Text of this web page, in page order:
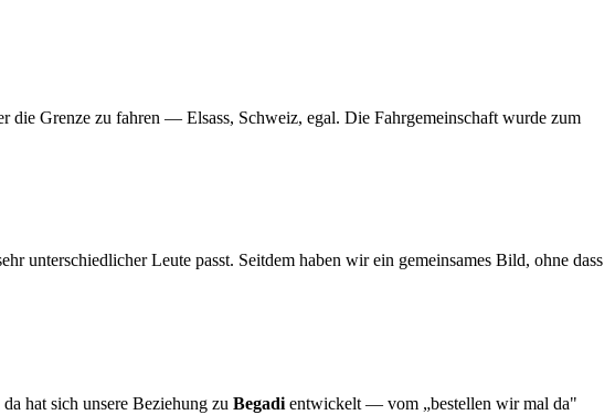
die Grenze zu fahren — Elsass, Schweiz, egal. Die Fahrgemeinschaft wurde zum
Leute passt. Seitdem haben wir ein gemeinsames Bild, ohne dass
hat sich unsere Beziehung zu Begadientwickelt — vom „bestellen wir mal da"